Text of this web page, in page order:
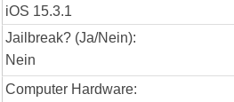
iOS 15.3.1
Jailbreak? (Ja/Nein):
Nein
Computer Hardware: